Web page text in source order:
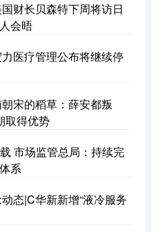
财长贝森特下周将访日
会晤
医疗管理公布将继续停
宋的稻草：薛安都叛
取得优势
市场监管总局：持续完
系
态|C华新新增“液冷服务